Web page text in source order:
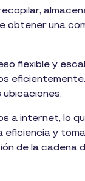
obtener una
flexible y
internet, lo
y
de la cadena